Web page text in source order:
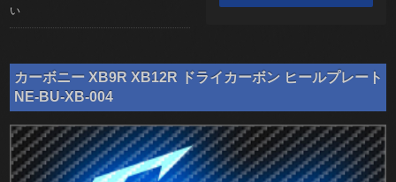
い
カーボニー XB9R XB12R ドライカーボン ヒールプレート
NE-BU-XB-004